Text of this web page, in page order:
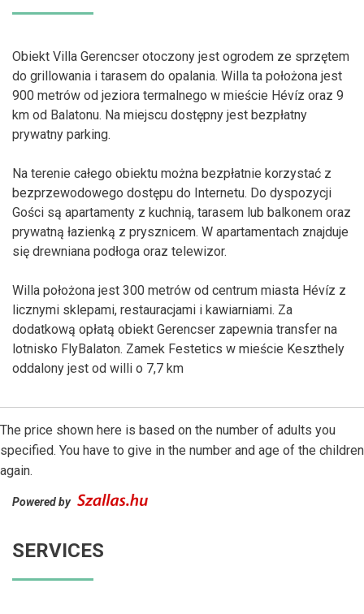
Obiekt Villa Gerencser otoczony jest ogrodem ze sprzętem
do grillowania i tarasem do opalania. Willa ta położona jest
900 metrów od jeziora termalnego w mieście Hévíz oraz 9
km od Balatonu. Na miejscu dostępny jest bezpłatny
prywatny parking.
Na terenie całego obiektu można bezpłatnie korzystać z
bezprzewodowego dostępu do Internetu. Do dyspozycji
Gości są apartamenty z kuchnią, tarasem lub balkonem oraz
prywatną łazienką z prysznicem. W apartamentach znajduje
się drewniana podłoga oraz telewizor.
Willa położona jest 300 metrów od centrum miasta Hévíz z
licznymi sklepami, restauracjami i kawiarniami. Za
dodatkową opłatą obiekt Gerencser zapewnia transfer na
lotnisko FlyBalaton. Zamek Festetics w mieście Keszthely
oddalony jest od willi o 7,7 km
The price shown here is based on the number of adults you
specified. You have to give in the number and age of the children
again.
Powered by
SERVICES